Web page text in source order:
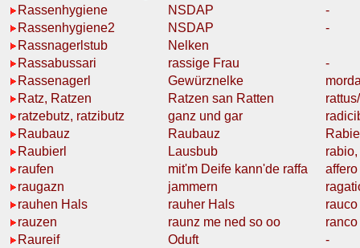
Rassenhygiene
NSDAP
-
Rassenhygiene2
NSDAP
-
Rassnagerlstub
Nelken
Rassabussari
rassige Frau
-
Rassenagerl
Gewürznelke
Ratz, Ratzen
Ratzen san Ratten
ratzebutz, ratzibutz
ganz und gar
Raubauz
Raubauz
Raubierl
Lausbub
raufen
mit'm Deife kann'de raffa
raugazn
jammern
rauhen Hals
rauher Hals
rauco
rauzen
raunz me ned so oo
ranco
Raureif
Oduft
-